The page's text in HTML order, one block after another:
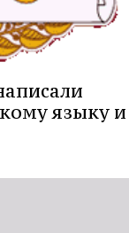
языку и